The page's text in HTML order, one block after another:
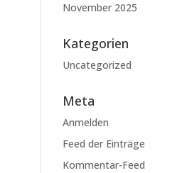
November 2025
Kategorien
Uncategorized
Meta
Anmelden
Feed der Einträge
Kommentar-Feed